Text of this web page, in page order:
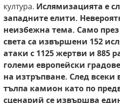
култура. Ислямизацията е
западните елити.
неизбежна тема. Само
света са извършени 152
атаки с 1125 жертви и 885
големи европейски
на изтръпване. След всеки
тълпа камион като по
сценарий се извършва